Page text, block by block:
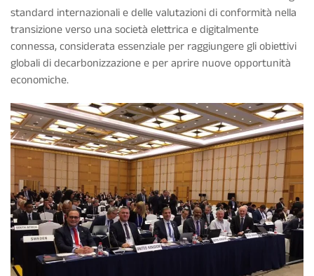
standard internazionali e delle valutazioni di conformità nella
transizione verso una società elettrica e digitalmente
connessa, considerata essenziale per raggiungere gli obiettivi
globali di decarbonizzazione e per aprire nuove opportunità
economiche.